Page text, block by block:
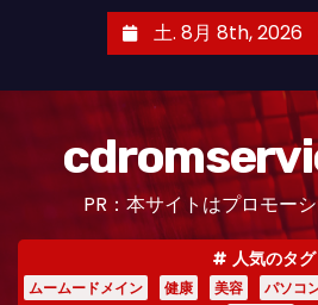
土. 8月 8th, 2026
PR：本サイトはプロモー
人気のタグ
ムームードメイン 健康 美容 パソコ